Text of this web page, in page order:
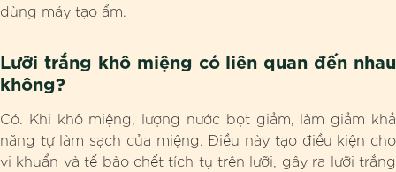
dùng máy tạo ẩm.
Lưỡi trắng khô miệng có liên quan đến nhau
không?
Có. Khi khô miệng, lượng nước bọt giảm, làm giảm khả
năng tự làm sạch của miệng. Điều này tạo điều kiện cho
vi khuẩn và tế bào chết tích tụ trên lưỡi, gây ra lưỡi trắng